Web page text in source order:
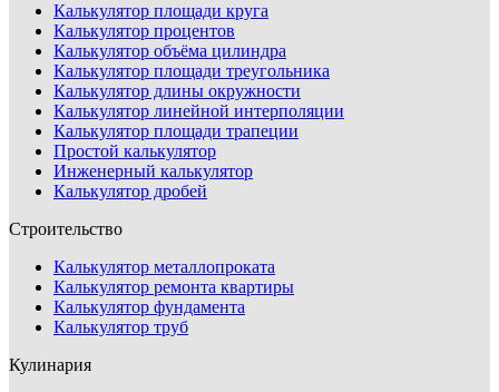
Калькулятор площади круга
Калькулятор процентов
Калькулятор объёма цилиндра
Калькулятор площади треугольника
Калькулятор длины окружности
Калькулятор линейной интерполяции
Калькулятор площади трапеции
Простой калькулятор
Инженерный калькулятор
Калькулятор дробей
Строительство
Калькулятор металлопроката
Калькулятор ремонта квартиры
Калькулятор фундамента
Калькулятор труб
Кулинария